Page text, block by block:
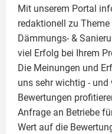
Mit unserem Portal
redaktionell zu Theme
Dämmungs- &
viel Erfolg bei Ihrem
Die Meinungen und
uns sehr wichtig - und
Bewertungen
Anfrage an Betriebe
Wert auf die